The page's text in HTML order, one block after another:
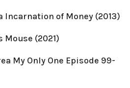
Incarnation of Money (2013)
Mouse (2021)
My Only One Episode 99-